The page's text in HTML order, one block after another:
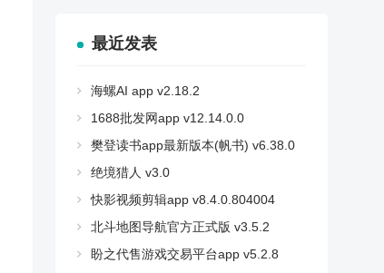
最近发表
海螺AI app v2.18.2
1688批发网app v12.14.0.0
樊登读书app最新版本(帆书) v6.38.0
绝境猎人 v3.0
快影视频剪辑app v8.4.0.804004
北斗地图导航官方正式版 v3.5.2
盼之代售游戏交易平台app v5.2.8